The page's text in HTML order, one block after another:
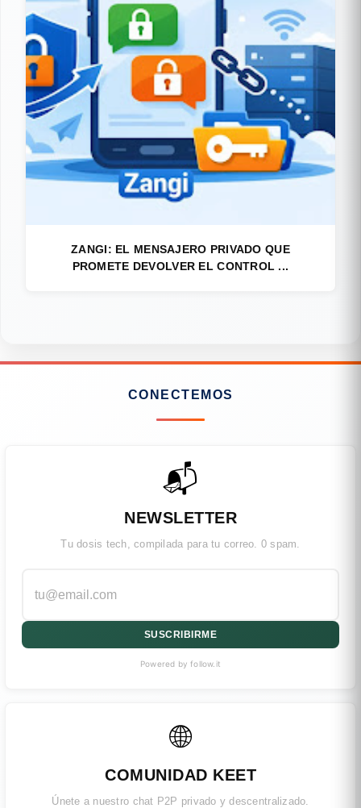
ZANGI: EL MENSAJERO PRIVADO QUE
PROMETE DEVOLVER EL CONTROL ...
CONECTEMOS
📬
NEWSLETTER
Tu dosis tech, compilada para tu correo. 0 spam.
SUSCRIBIRME
Powered by follow.it
🌐
COMUNIDAD KEET
Únete a nuestro chat P2P privado y descentralizado.